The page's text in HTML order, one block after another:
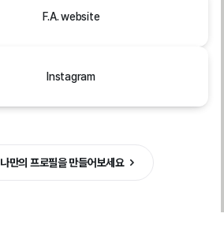
F.A. website
Instagram
나만의 프로필을 만들어보세요